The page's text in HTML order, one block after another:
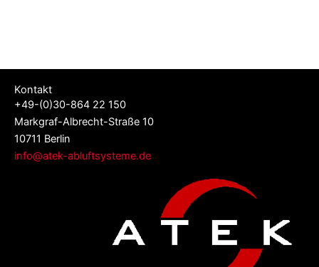
Kontakt
+49-(0)30-864 22 150
Markgraf-Albrecht-Straße 10
10711 Berlin
info@atek-abluftsysteme.de